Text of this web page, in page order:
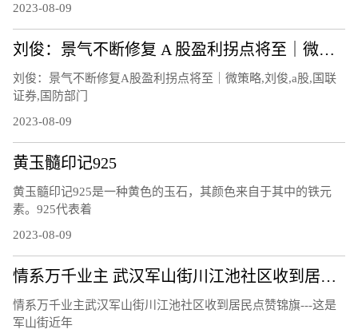
2023-08-09
刘俊：景气不断修复 A 股盈利拐点将至｜微策略
刘俊：景气不断修复A股盈利拐点将至｜微策略,刘俊,a股,国联
证券,国防部门
2023-08-09
黄玉髓印记925
黄玉髓印记925是一种黄色的玉石，其颜色来自于其中的铁元
素。925代表着
2023-08-09
情系万千业主 武汉军山街川江池社区收到居民点赞锦旗
情系万千业主武汉军山街川江池社区收到居民点赞锦旗---这是
军山街近年